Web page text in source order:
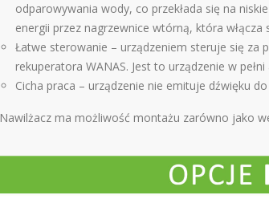
odparowywania wody, co przekłada się na
energii przez nagrzewnice wtórną, która
Łatwe sterowanie – urządzeniem steruje się
rekuperatora WANAS. Jest to urządzenie w
Cicha praca – urządzenie nie emituje dźwięku
Nawilżacz ma możliwość montażu zarówno jako